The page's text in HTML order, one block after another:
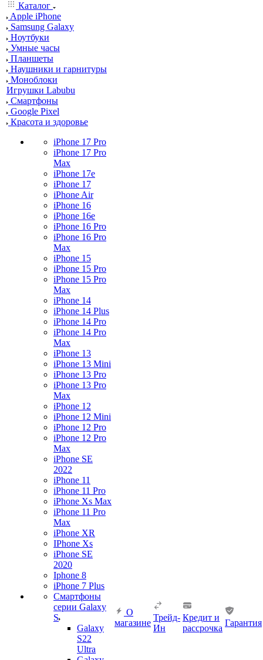
Каталог
Apple iPhone
Samsung Galaxy
Ноутбуки
Умные часы
Планшеты
Наушники и гарнитуры
Моноблоки
Игрушки Labubu
Смартфоны
Google Pixel
Красота и здоровье
iPhone 17 Pro
iPhone 17 Pro
Max
iPhone 17e
iPhone 17
iPhone Air
iPhone 16
iPhone 16e
iPhone 16 Pro
iPhone 16 Pro
Max
iPhone 15
iPhone 15 Pro
iPhone 15 Pro
Max
iPhone 14
iPhone 14 Plus
iPhone 14 Pro
iPhone 14 Pro
Max
iPhone 13
iPhone 13 Mini
iPhone 13 Pro
iPhone 13 Pro
Max
iPhone 12
iPhone 12 Mini
iPhone 12 Pro
iPhone 12 Pro
Max
iPhone SE
2022
iPhone 11
iPhone 11 Pro
iPhone Xs Max
iPhone 11 Pro
Max
iPhone XR
IPhone Xs
iPhone SE
2020
Iphone 8
iPhone 7 Plus
Смартфоны
серии Galaxy
S
Galaxy
S22
Ultra
О
магазине
Трейд-
Ин
Кредит и
рассрочка
Гарантия